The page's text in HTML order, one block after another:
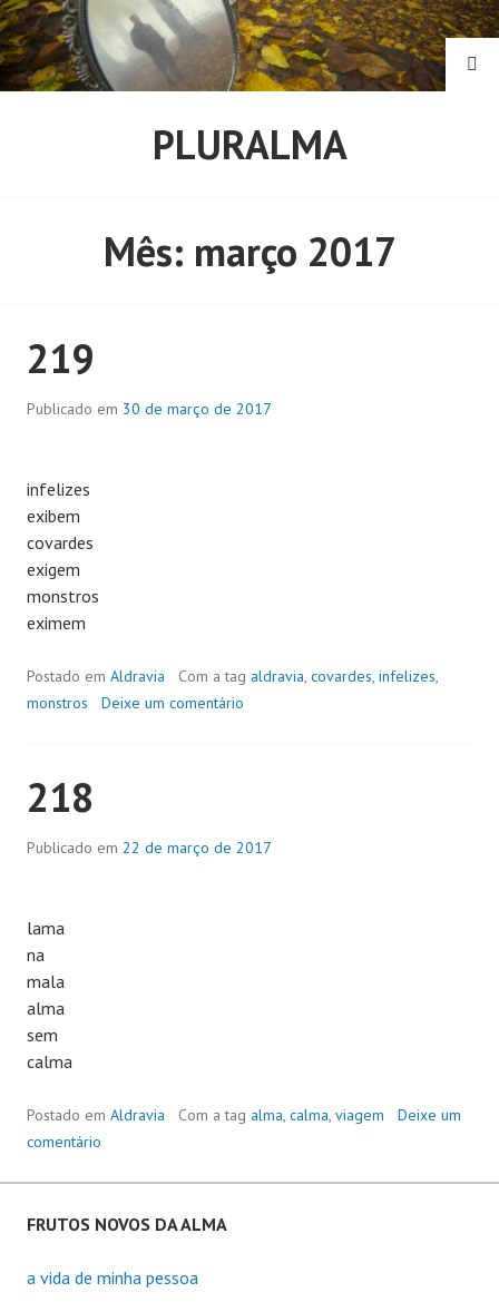
Pular
para
o
conteúdo
PLURALMA
Mês: março 2017
219
Publicado em 30 de março de 2017
infelizes
exibem
covardes
exigem
monstros
eximem
Postado em Aldravia Com a tag aldravia, covardes, infelizes,
monstros
Deixe um comentário
218
Publicado em 22 de março de 2017
lama
na
mala
alma
sem
calma
Postado em Aldravia Com a tag alma, calma, viagem
Deixe um
comentário
FRUTOS NOVOS DA ALMA
a vida de minha pessoa